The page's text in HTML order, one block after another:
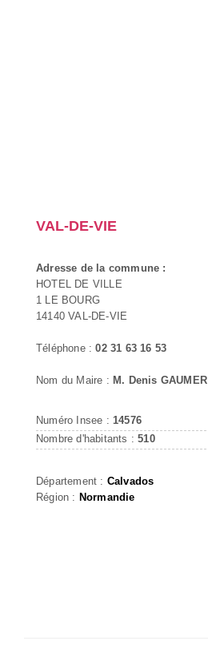
VAL-DE-VIE
Adresse de la commune :
HOTEL DE VILLE
1 LE BOURG
14140 VAL-DE-VIE
Téléphone :02 31 63 16 53
Nom du Maire : M. Denis GAUMER
Numéro Insee : 14576
Nombre d'habitants :510
Département : Calvados
Région : Normandie